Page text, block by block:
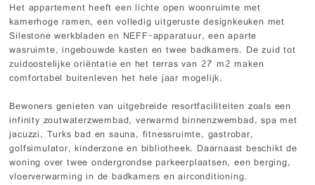
Het appartement heeft een lichte open woonruimte met
kamerhoge ramen, een volledig uitgeruste designkeuken met
Silestone werkbladen en NEFF-apparatuur, een aparte
wasruimte, ingebouwde kasten en twee badkamers. De zuid tot
zuidoostelijke oriëntatie en het terras van 27 m2 maken
comfortabel buitenleven het hele jaar mogelijk.
Bewoners genieten van uitgebreide resortfaciliteiten zoals een
infinity zoutwaterzwembad, verwarmd binnenzwembad, spa met
jacuzzi, Turks bad en sauna, fitnessruimte, gastrobar,
golfsimulator, kinderzone en bibliotheek. Daarnaast beschikt de
woning over twee ondergrondse parkeerplaatsen, een berging,
vloerverwarming in de badkamers en airconditioning.